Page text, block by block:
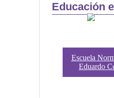
Educación
Escuela
Eduardo